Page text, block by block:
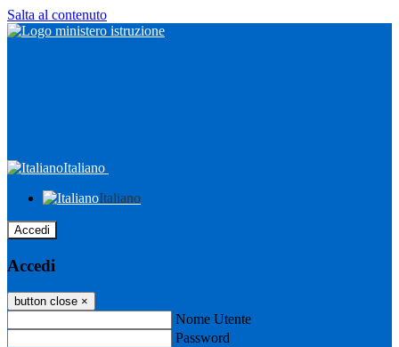
Salta al contenuto
Italiano
Italiano
Accedi
Accedi
button close ×
Nome Utente
Password